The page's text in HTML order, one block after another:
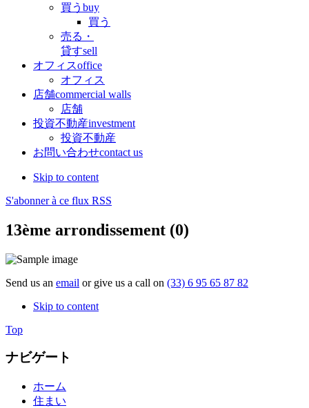
買う buy
買う
売る・
貸すsell
オフィスoffice
オフィス
店舗commercial walls
店舗
投資不動産investment
投資不動産
お問い合わせcontact us
Skip to content
S'abonner à ce flux RSS
13ème arrondissement (0)
Send us an email or give us a call on (33) 6 95 65 87 82
Skip to content
Top
ナビゲート
ホーム
住まい